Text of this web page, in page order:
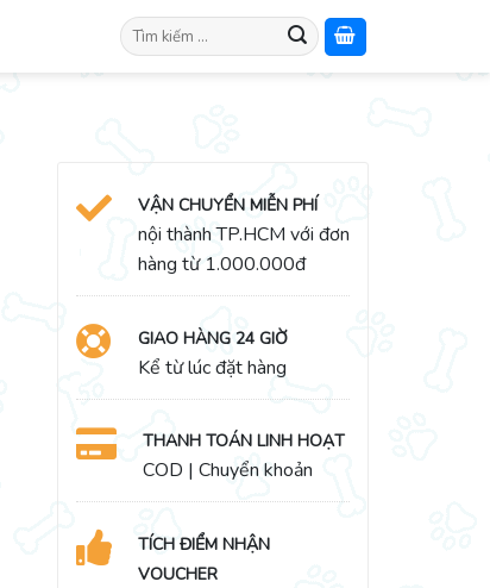
Search
for:
VẬN CHUYỂN MIỄN PHÍ
nội thành TP.HCM với đơn
hàng từ 1.000.000đ
GIAO HÀNG 24 GIỜ
Kể từ lúc đặt hàng
THANH TOÁN LINH HOẠT
COD | Chuyển khoản
TÍCH ĐIỂM NHẬN
VOUCHER